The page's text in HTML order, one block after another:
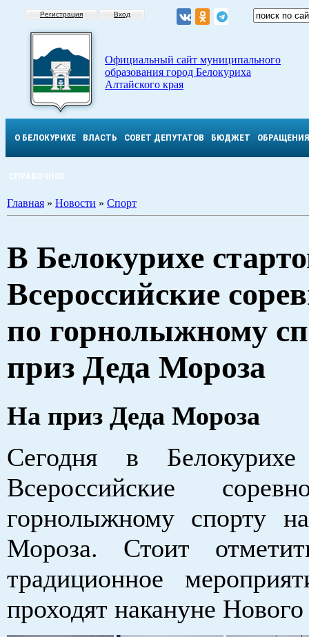
Регистрация Вход
Официальный сайт муниципального
образования город Белокуриха
Алтайского края
О БЕЛОКУРИХЕ ВЛАСТЬ СОВЕТ ДЕПУТАТОВ БЮДЖЕТ ОБРАЩЕНИЯ
СПРАВОЧНОЕ
Главная » Новости » Спорт
В Белокурихе
Всероссийские
по горнолыжному
приз Деда Мороза
На приз Деда Мороза
Сегодня в Белокурихе
Всероссийские
горнолыжному спорту
Мороза. Стоит
традиционное
проходят накануне Нового